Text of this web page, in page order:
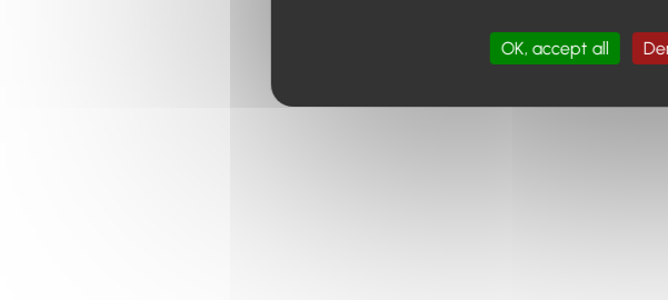
OK, accept all